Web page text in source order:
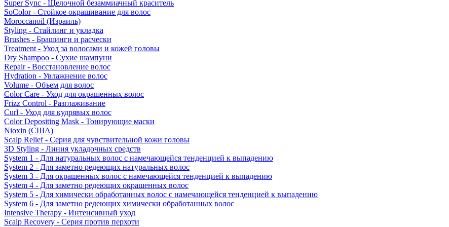
Super Sync - Щелочной безаммиачный краситель
SoColor - Стойкое окрашивание для волос
Moroccanoil (Израиль)
Styling - Стайлинг и укладка
Brushes - Брашинги и расчески
Treatment - Уход за волосами и кожей головы
Dry Shampoo - Сухие шампуни
Repair - Восстановление волос
Hydration - Увлажнение волос
Volume - Объем для волос
Color Care - Уход для окрашенных волос
Frizz Control - Разглаживание
Curl - Уход для кудрявых волос
Color Depositing Mask - Тонирующие маски
Nioxin (США)
Scalp Relief - Серия для чувствительной кожи головы
3D Styling - Линия укладочных средств
System 1 - Для натуральных волос с намечающейся тенденцией к выпадению
System 2 - Для заметно редеющих натуральных волос
System 3 - Для окрашенных волос с намечающейся тенденцией к выпадению
System 4 - Для заметно редеющих окрашенных волос
System 5 - Для химически обработанных волос с намечающейся тенденцией к выпадению
System 6 - Для заметно редеющих химически обработанных волос
Intensive Therapy - Интенсивный уход
Scalp Recovery - Серия против перхоти